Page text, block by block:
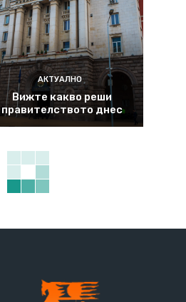
АКТУАЛНО
Вижте какво реши
правителството днес